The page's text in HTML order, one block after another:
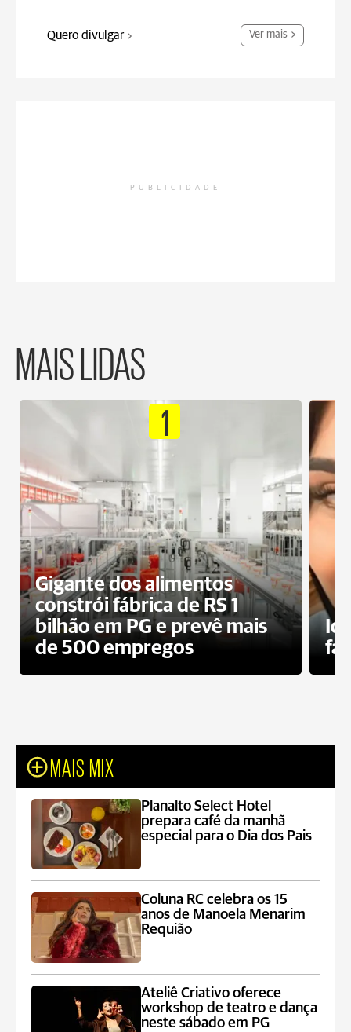
Quero divulgar Ver mais
PUBLICIDADE
MAIS LIDAS
1
Gigante dos alimentos
constrói fábrica de RS 1
bilhão em PG e prevê mais
de 500 empregos
MAIS MIX
Planalto Select Hotel
prepara café da manhã
especial para o Dia dos Pais
Coluna RC celebra os 15
anos de Manoela Menarim
Requião
Ateliê Criativo oferece
workshop de teatro e dança
neste sábado em PG